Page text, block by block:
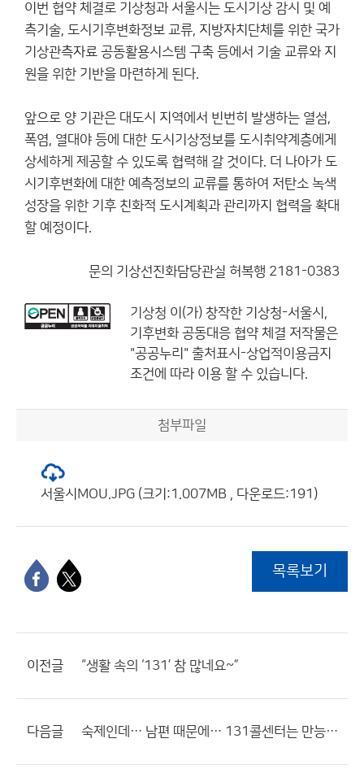
이번 협약 체결로 기상청과 서울시는 도시기상 감시 및 예
측기술, 도시기후변화정보 교류, 지방자치단체를 위한 국가
기상관측자료 공동활용시스템 구축 등에서 기술 교류와 지
원을 위한 기반을 마련하게 된다.
앞으로 양 기관은 대도시 지역에서 빈번히 발생하는 열섬,
폭염, 열대야 등에 대한 도시기상정보를 도시취약계층에게
상세하게 제공할 수 있도록 협력해 갈 것이다. 더 나아가 도
시기후변화에 대한 예측정보의 교류를 통하여 저탄소 녹색
성장을 위한 기후 친화적 도시계획과 관리까지 협력을 확대
할 예정이다.
문의 기상선진화담당관실 허복행 2181-0383
기상청 이(가) 창작한 기상청-서울시,
기후변화 공동대응 협약 체결 저작물은
"공공누리" 출처표시-상업적이용금지
조건에 따라 이용 할 수 있습니다.
첨부파일
서울시MOU.JPG (크기:1.007MB , 다운로드:191)
목록보기
이전글 “생활 속의 ‘131’ 참 많네요~”
다음글 숙제인데… 남편 때문에… 131콜센터는 만능해결사?